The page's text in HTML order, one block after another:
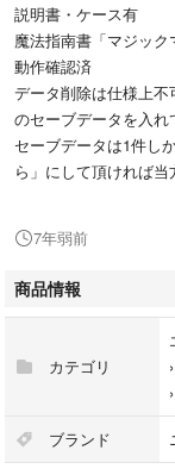
説明書・ケース有
魔法指南書「マジッ
動作確認済
データ削除は仕様上
のセーブデータを入
セーブデータは1件し
ら」にして頂ければ
2点以上まとめてご購
ご不明点・ご質問等あ
Nintendo DS ニンテン
レベルファイブ スタ
7年弱前
商品情報
カテゴリ
›
›
ブランド